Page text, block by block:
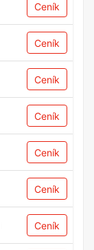
Ceník
Ceník
Ceník
Ceník
Ceník
Ceník
Ceník